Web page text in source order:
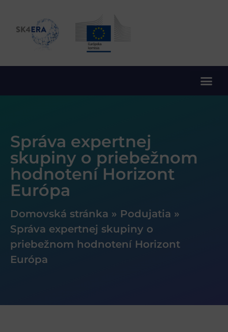
Správa expertnej
skupiny o priebežnom
hodnotení Horizont
Európa
Domovská stránka » Podujatia »
Správa expertnej skupiny o
priebežnom hodnotení Horizont
Európa